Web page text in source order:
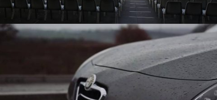
Concerti